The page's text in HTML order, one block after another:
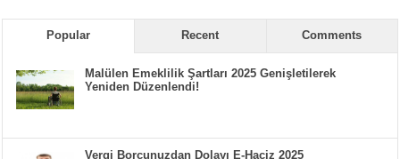
Popular Recent Comments
Malülen Emeklilik Şartları 2025 Genişletilerek
Yeniden Düzenlendi!
Vergi Borcunuzdan Dolayı E-Haciz 2025